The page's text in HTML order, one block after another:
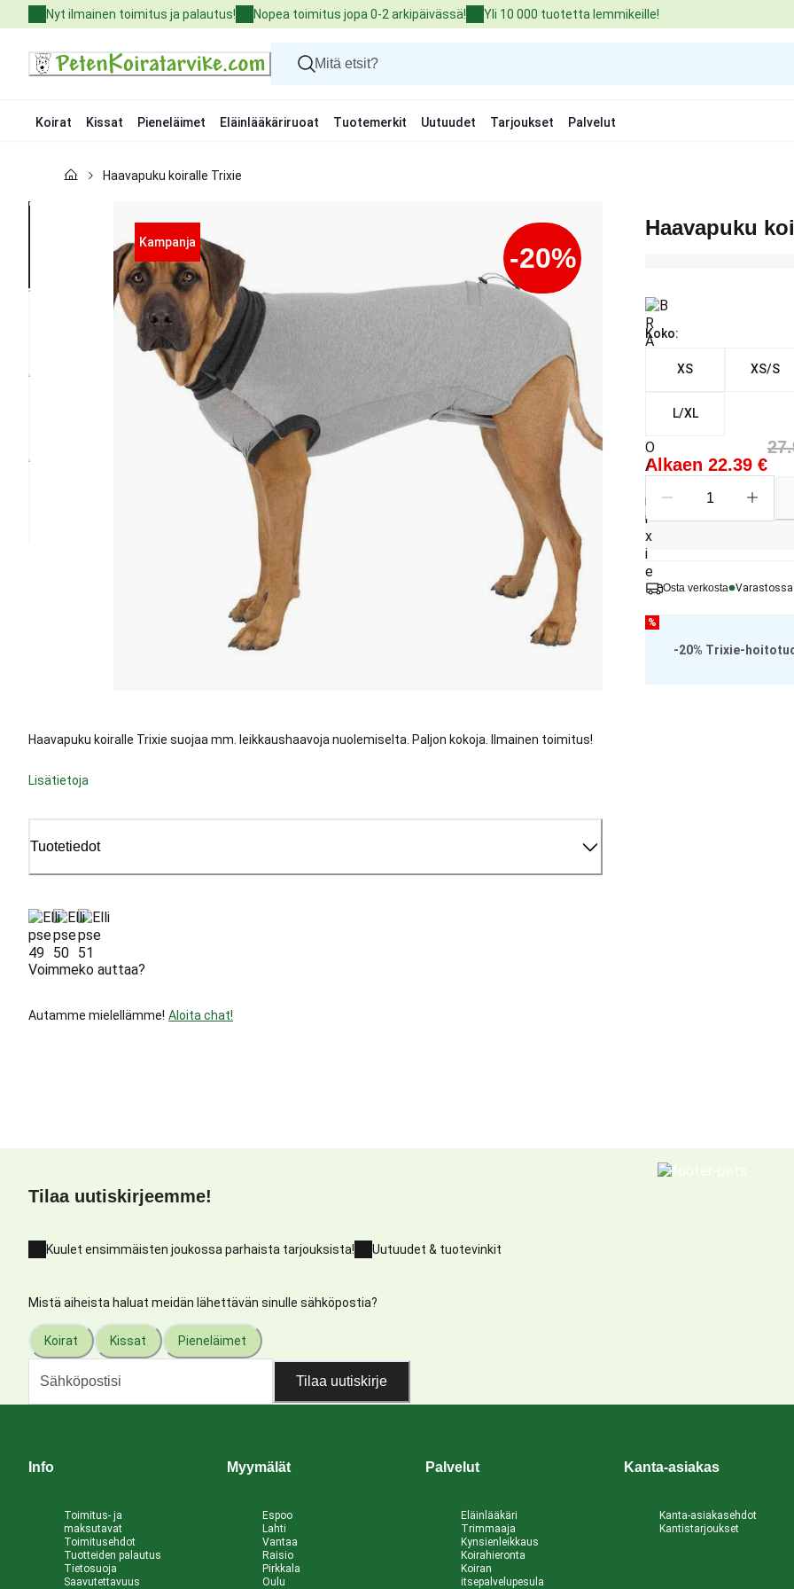
to
Nyt ilmainen toimitus ja palautus! Nopea toimitus jopa 0-2 arkipäivässä! Yli 10 000 tuotetta lemmikeille!
Koirat Kissat Pieneläimet Eläinlääkäriruoat Tuotemerkit Uutuudet Tarjoukset Palvelut
Kissat
Haavapuku koiralle Trixie
Haavapuku
Kampanja -20%
Haavapuku koiralle Trixie suojaa mm. leikkaushaavoja nuolemiselta. Paljon kokoja. Ilmainen toimitus!
Lisätietoja
Tuotetiedot
Voimmeko auttaa?
Autamme mielellämme! Aloita chat!
Koko:
XS XS/S
L/XL
Alkaen 22.39 €
Nykyinen hinta alkaen
alkuperäinen hinta
Osta verkosta Varastossa
%
-20% Trixie-
Tilaa uutiskirjeemme!
Kuulet ensimmäisten joukossa parhaista tarjouksista! Uutuudet & tuotevinkit
Mistä aiheista haluat meidän lähettävän sinulle sähköpostia?
Koirat Kissat Pieneläimet
Tilaa uutiskirje
Info
Toimitus- ja
maksutavat
Toimitusehdot
Tuotteiden palautus
Tietosuoja
Saavutettavuus
Myymälät
Espoo
Lahti
Vantaa
Raisio
Pirkkala
Oulu
Palvelut
Eläinlääkäri
Trimmaaja
Kynsienleikkaus
Koirahieronta
Koiran
itsepalvelupesula
Kanta-asiakas
Kanta-asiakasehdot
Kantistarjoukset